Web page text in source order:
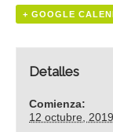
+ GOOGLE
Detalles
Comienza:
12 octubre, 2019